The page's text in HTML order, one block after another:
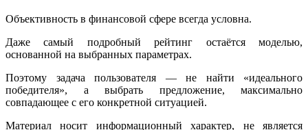
Объективность в финансовой сфере всегда условна.
Даже самый подробный рейтинг остаётся моделью,
основанной на выбранных параметрах.
Поэтому задача пользователя — не найти «идеального
победителя», а выбрать предложение, максимально
совпадающее с его конкретной ситуацией.
Материал носит информационный характер, не является